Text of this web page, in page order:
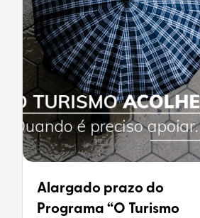
Alargado prazo do
Programa “O Turismo